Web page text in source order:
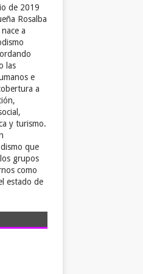
de 2019
Rosalba
a
las
e
a
y turismo.
que
grupos
como
estado de